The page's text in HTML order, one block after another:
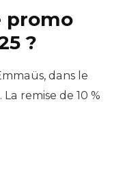
promo
?
dans le
remise de 10 %